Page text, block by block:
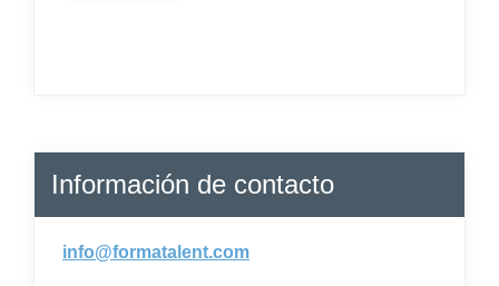
Información de contacto
info@formatalent.com